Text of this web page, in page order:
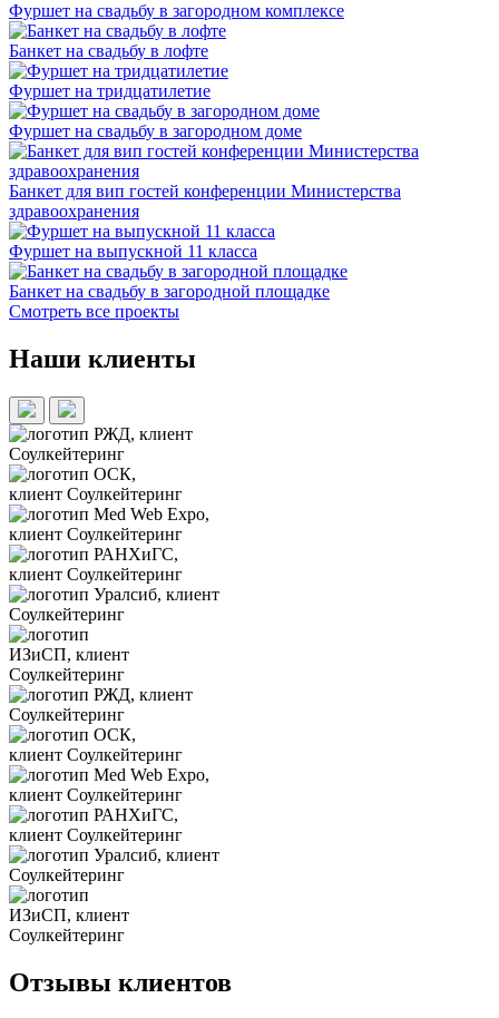
Фуршет на свадьбу в загородном комплексе
Банкет на свадьбу в лофте
Фуршет на тридцатилетие
Фуршет на свадьбу в загородном доме
Банкет для вип гостей конференции Министерства
здравоохранения
Фуршет на выпускной 11 класса
Банкет на свадьбу в загородной площадке
Смотреть все проекты
Наши клиенты
Отзывы клиентов